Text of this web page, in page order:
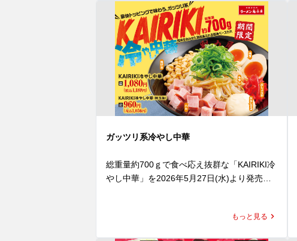
夏休みは、ぜひランチやディナーでお得な
「焼きめし(小)定食」でお腹いっぱいお楽し
みください！
いただけます。
公式アプリをダウンロードすると、クーポン
は即日取得でき、期間中は毎日ご利用いただ
けます（ ※1日1回限り）。
薄皮に包まれた野菜とお肉の旨味たっぷりの
アツアツでジューシーな餃子を、ラーメンと
一緒に思う存分味わってください！
式アプリをダウンロードのうえ、ランチやデ
ガッツリ系冷やし中華
総重量約700ｇで食べ応え抜群な「KAIRIKI冷
やし中華」を2026年5月27日(水)より発売い
ラーメン魁力屋自慢の醤油かえしをベース
もっと見る